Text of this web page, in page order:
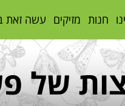
חנות מזיקים עשה זאת
של